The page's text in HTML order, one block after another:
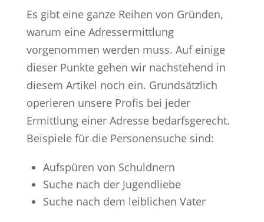
Es gibt eine ganze Reihen von Gründen,
warum eine Adressermittlung
vorgenommen werden muss. Auf einige
dieser Punkte gehen wir nachstehend in
diesem Artikel noch ein. Grundsätzlich
operieren unsere Profis bei jeder
Ermittlung einer Adresse bedarfsgerecht.
Beispiele für die Personensuche sind:
Aufspüren von Schuldnern
Suche nach der Jugendliebe
Suche nach dem leiblichen Vater